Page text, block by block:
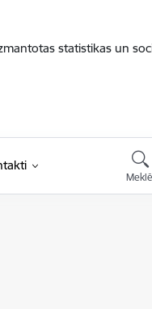
statistikas un